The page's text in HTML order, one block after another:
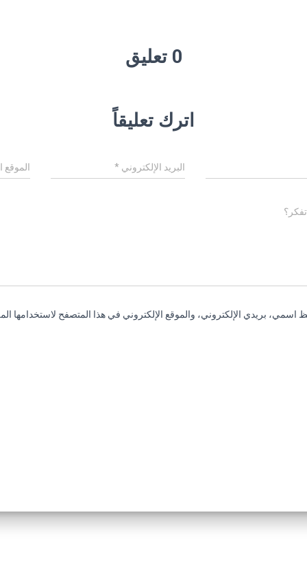
0 تعليق
اترك تعليقاً
البريد الإلكتروني * الموقع
اسمي، بريدي الإلكتروني، والموقع الإلكتروني في هذا المتصفح لاستخدامها